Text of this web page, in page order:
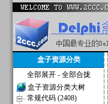
盒子资源分类
全部展开- 全部合拢
盒子资源分类大树
常规代码 (2408)